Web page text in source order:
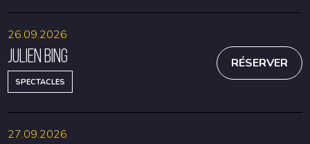
Julien Bing
SPECTACLES
26.09.2026
RÉSERVER
27.09.2026